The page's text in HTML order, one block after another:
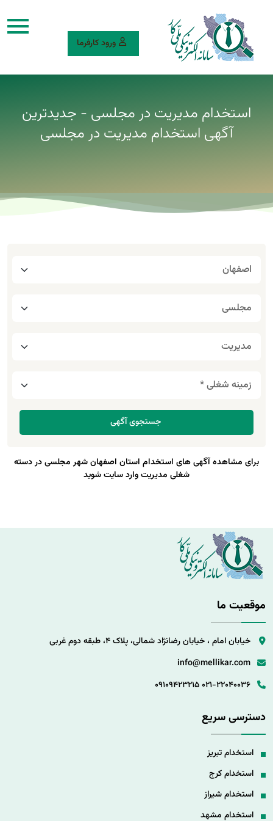
ورود کارفرما
استخدام مدیریت در مجلسی - جدیدترین
آگهی استخدام مدیریت در مجلسی
برای مشاهده آگهی های استخدام استان اصفهان شهر مجلسی در دسته
شغلی مدیریت وارد سایت شوید
موقعیت ما
خیابان امام ، خیابان رضانژاد شمالی، پلاک 4، طبقه دوم غربی
info@mellikar.com
021-22040036
09109423215
دسترسی سریع
استخدام تبریز
استخدام کرج
استخدام شیراز
استخدام مشهد